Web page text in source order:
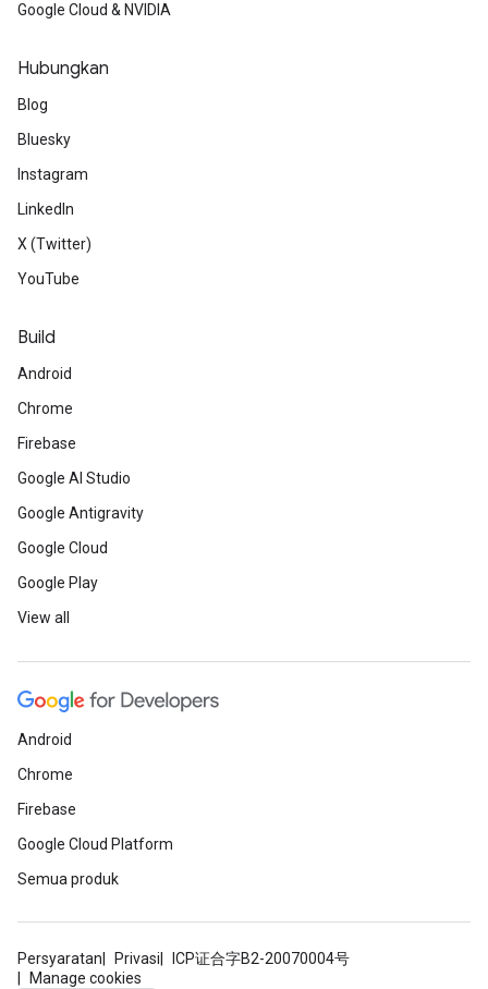
Google Cloud & NVIDIA
Hubungkan
Blog
Bluesky
Instagram
LinkedIn
X (Twitter)
YouTube
Build
Android
Chrome
Firebase
Google AI Studio
Google Antigravity
Google Cloud
Google Play
View all
Android
Chrome
Firebase
Google Cloud Platform
Semua produk
Persyaratan Privasi
ICP证合字B2-20070004号
Manage cookies